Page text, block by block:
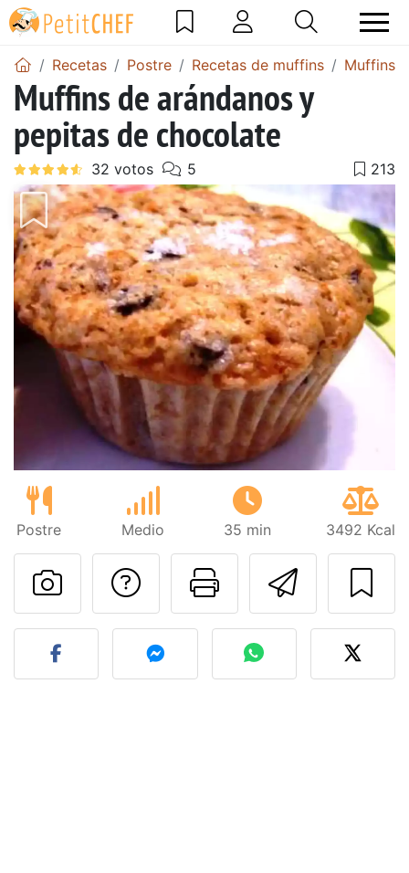
Recetas Postre Recetas de muffins Muffins
Muffins de arándanos y
pepitas de chocolate
Postre Medio 35 min 3492 Kcal
Imprimir
Preguntar al autor
Publicar la foto de esta